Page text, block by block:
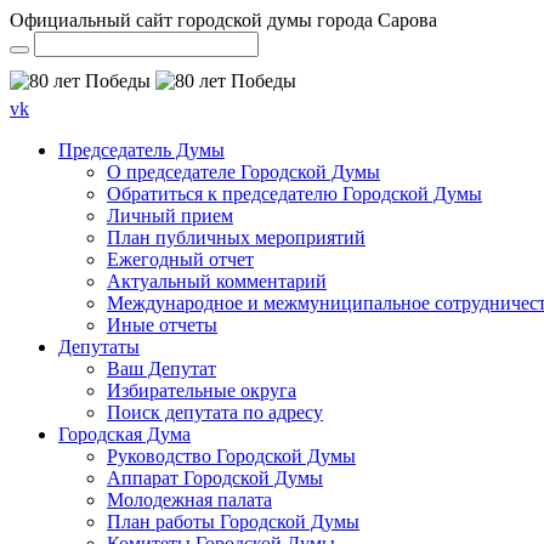
Официальный сайт городской думы города Сарова
vk
Председатель Думы
О председателе Городской Думы
Обратиться к председателю Городской Думы
Личный прием
План публичных мероприятий
Ежегодный отчет
Актуальный комментарий
Международное и межмуниципальное
Иные отчеты
Депутаты
Ваш Депутат
Избирательные округа
Поиск депутата по адресу
Городская Дума
Руководство Городской Думы
Аппарат Городской Думы
Молодежная палата
План работы Городской Думы